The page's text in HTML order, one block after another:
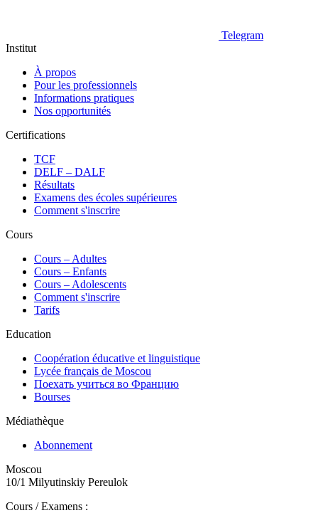
Telegram
Institut
À propos
Pour les professionnels
Informations pratiques
Nos opportunités
Certifications
TCF
DELF – DALF
Résultats
Examens des écoles supérieures
Comment s'inscrire
Cours
Сours – Adultes
Cours – Enfants
Cours – Adolescents
Comment s'inscrire
Tarifs
Education
Coopération éducative et linguistique
Lycée français de Moscou
Поехать учиться во Францию
Bourses
Médiathèque
Abonnement
Moscou
10/1 Milyutinskiy Pereulok
Cours / Examens :